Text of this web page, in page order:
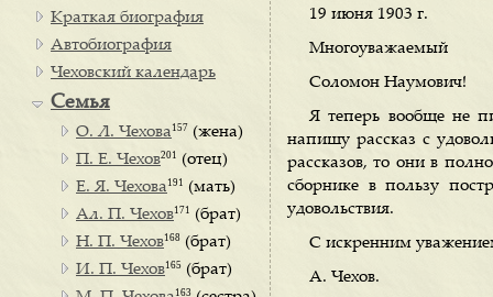
19 июня 1903 г.
Многоуважаемый
Соломон Наумович!
Я теперь вообще не
напишу рассказ с
рассказов, то они в
сборнике в пользу
удовольствия.
С искренним
А. Чехов.
Краткая биография
Автобиография
Чеховский календарь
Семья
О. Л. Чехова 157 (жена)
П. Е. Чехов201 (отец)
Е. Я. Чехова 191 (мать)
Ал. П. Чехов171 (брат)
Н. П. Чехов168 (брат)
И. П. Чехов165 (брат)
163